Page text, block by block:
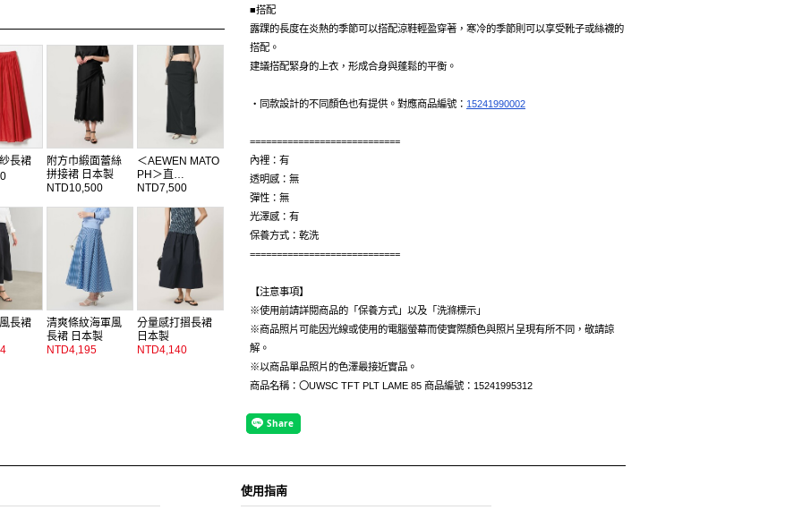
長裙
附方巾緞面蕾絲
拼接裙 日本製
NTD10,500
＜AEWEN MATO
PH＞直…
NTD7,500
長裙
清爽條紋海軍風
長裙 日本製
NTD4,195
分量感打摺長裙
日本製
NTD4,140
■搭配
露踝的長度在炎熱的季節可以搭配涼鞋輕盈穿著，寒冷的季節則可以享受靴子或絲襪的
搭配。
建議搭配緊身的上衣，形成合身與蓬鬆的平衡。
・同款設計的不同顏色也有提供。對應商品編號： 15241990002
============================
內裡：有
透明感：無
彈性：無
光澤感：有
保養方式：乾洗
============================
【注意事項】
※使用前請詳閱商品的「保養方式」以及「洗滌標示」
※商品照片可能因光線或使用的電腦螢幕而使實際顏色與照片呈現有所不同，敬請諒
解。
※以商品單品照片的色澤最接近實品。
商品名稱：〇UWSC TFT PLT LAME 85 商品編號：15241995312
使用指南